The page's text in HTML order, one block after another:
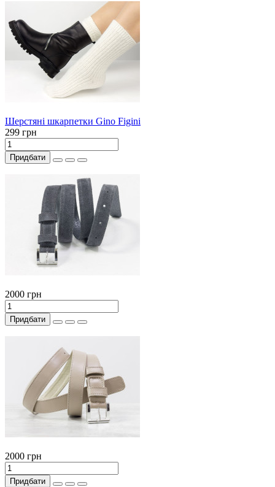
Шерстяні шкарпетки Gino Figini
299 грн
Придбати
2000 грн
Придбати
2000 грн
Придбати